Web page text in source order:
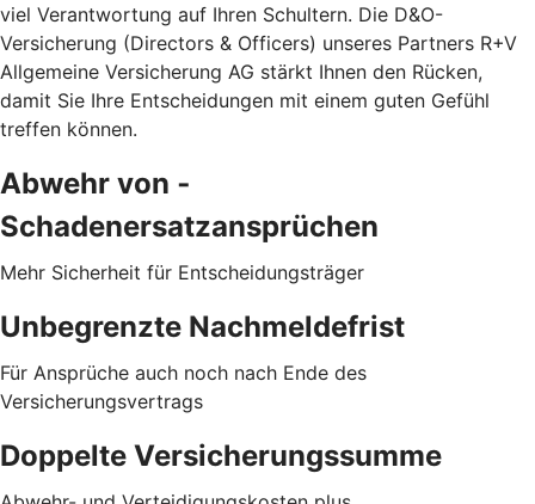
viel Verantwortung auf Ihren Schultern. Die D&O-
Versicherung (Directors & Officers) unseres Partners R+V
Allgemeine Versicherung AG stärkt Ihnen den Rücken,
damit Sie Ihre Entscheidungen mit einem guten Gefühl
treffen können.
Abwehr von ­
Schadenersatzansprüchen
Mehr Sicherheit für Entscheidungsträger
Unbegrenzte Nachmeldefrist
Für Ansprüche auch noch nach Ende des
Versicherungsvertrags
Doppelte Versicherungssumme